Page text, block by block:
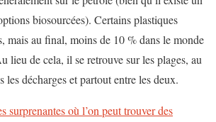
biosourcées). Certains plastiques
mais au final, moins de 10 % dans le monde
lieu de cela, il se retrouve sur les plages, au
les décharges et partout entre les deux.
surprenantes où l’on peut trouver des